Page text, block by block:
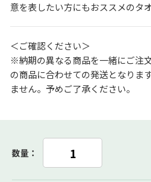
意を表したい方にもおススメのタ
＜ご確認ください＞
※納期の異なる商品を一緒にご注
の商品に合わせての発送となりま
ません。予めご了承ください。
数量：